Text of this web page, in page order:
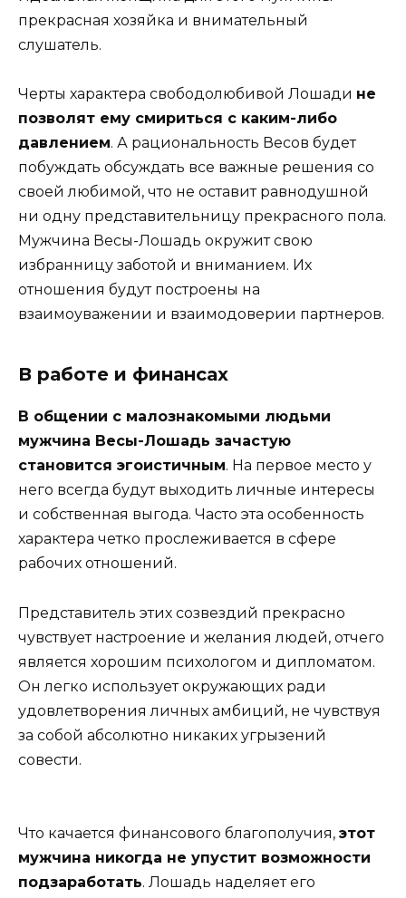
прекрасная хозяйка и внимательный
слушатель.
Черты характера свободолюбивой Лошади не
позволят ему смириться с каким-либо
давлением. А рациональность Весов будет
побуждать обсуждать все важные решения со
своей любимой, что не оставит равнодушной
ни одну представительницу прекрасного пола.
Мужчина Весы-Лошадь окружит свою
избранницу заботой и вниманием. Их
отношения будут построены на
взаимоуважении и взаимодоверии партнеров.
В работе и финансах
В общении с малознакомыми людьми
мужчина Весы-Лошадь зачастую
становится эгоистичным. На первое место у
него всегда будут выходить личные интересы
и собственная выгода. Часто эта особенность
характера четко прослеживается в сфере
рабочих отношений.
Представитель этих созвездий прекрасно
чувствует настроение и желания людей, отчего
является хорошим психологом и дипломатом.
Он легко использует окружающих ради
удовлетворения личных амбиций, не чувствуя
за собой абсолютно никаких угрызений
совести.
Что качается финансового благополучия, этот
мужчина никогда не упустит возможности
подзаработать. Лошадь наделяет его